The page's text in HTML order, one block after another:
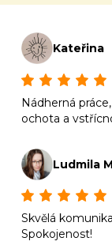
Kateřina
Nádherná
ochota a
Ludmila
Skvělá
Spokojenost!